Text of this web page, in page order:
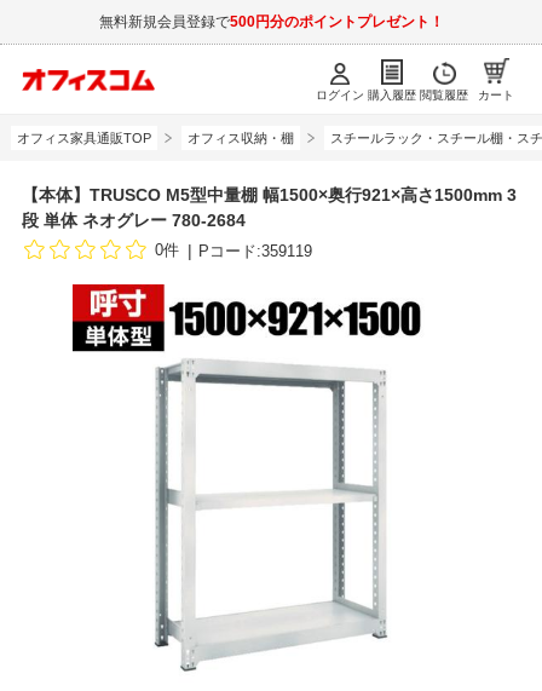
無料新規会員登録で500円分のポイントプレゼント！
ログイン 購入履歴 閲覧履歴 カート
オフィス家具通販TOP オフィス収納・棚 スチールラック・スチール棚・ス
【本体】TRUSCO M5型中量棚 幅1500×奥行921×高さ1500mm 3
段 単体 ネオグレー 780-2684
0件 Pコード:359119